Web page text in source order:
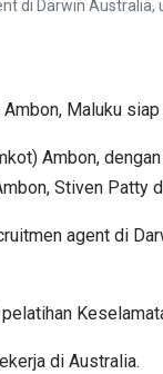
di Darwin
Maluku
Ambon,
Stiven Patty
agent di
di Australia.